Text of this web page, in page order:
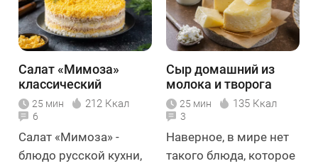
Салат «Мимоза»
классический
25 мин 212 Ккал
6
Салат «Мимоза» -
блюдо русской кухни,
Сыр домашний из
молока и творога
25 мин 135 Ккал
3
Наверное, в мире нет
такого блюда, которое